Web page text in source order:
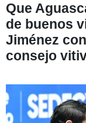
Que
de buenos
Jiménez
consejo